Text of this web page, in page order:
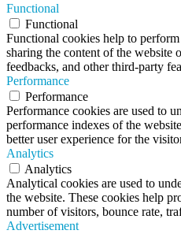
Functional
Functional
Functional cookies help to
sharing the content of the website
feedbacks, and other third-party
Performance
Performance
Performance cookies are used to
performance indexes of the
better user experience for the
Analytics
Analytics
Analytical cookies are used to
the website. These cookies help
number of visitors, bounce rate,
Advertisement